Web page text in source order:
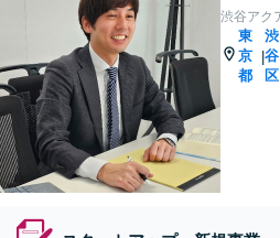
渋谷アク
東
京
都
|
渋
谷
区